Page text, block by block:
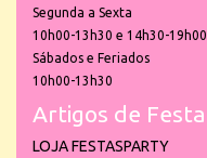
Segunda a Sexta
10h00-13h30 e 14h30-19h00
Sábados e Feriados
10h00-13h30
Artigos de Festa
LOJA FESTASPARTY